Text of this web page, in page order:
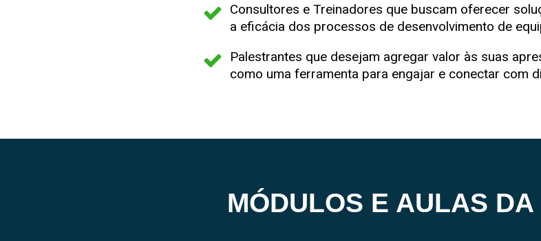
Consultores e Treinadores que buscam oferecer
a eficácia dos processos de desenvolvimento de
Palestrantes que desejam agregar valor às suas
como uma ferramenta para engajar e conectar com
MÓDULOS E AULAS